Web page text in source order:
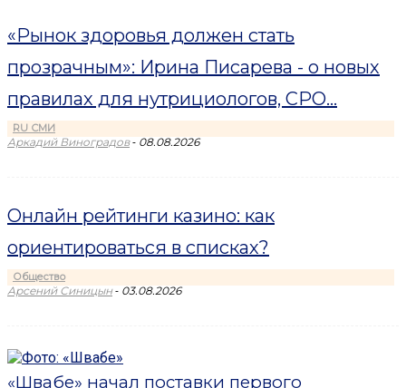
«Рынок здоровья должен стать
прозрачным»: Ирина Писарева - о новых
правилах для нутрициологов, СРО...
RU СМИ
Аркадий Виноградов - 08.08.2026
Онлайн рейтинги казино: как
ориентироваться в списках?
Общество
Арсений Синицын - 03.08.2026
«Швабе» начал поставки первого